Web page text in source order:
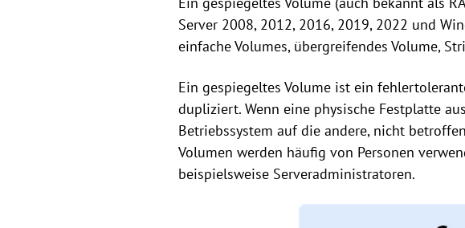
Server 2008, 2012, 2016, 2019, 2022 und
einfache Volumes, übergreifendes Volume,
Ein gespiegeltes Volume ist ein
dupliziert. Wenn eine physische Festplatte
Betriebssystem auf die andere, nicht
Volumen werden häufig von Personen
beispielsweise Serveradministratoren.